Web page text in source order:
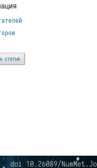
статью
doi 10.26089/